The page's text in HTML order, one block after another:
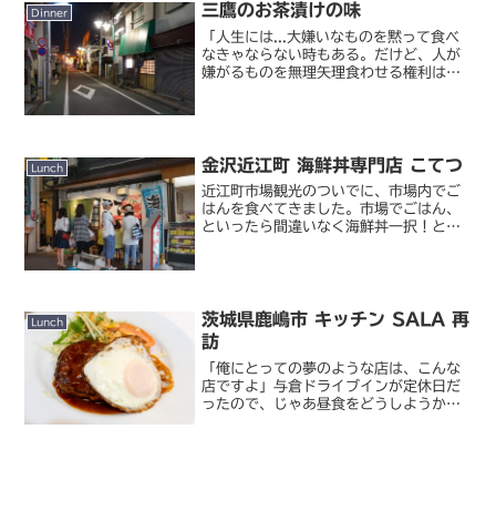
私は放送後に本...
Dinner 三鷹のお茶漬けの味
「人生には...大嫌いなものを黙って食べ
なきゃならない時もある。だけど、人が
嫌がるものを無理矢理食わせる権利は誰
Lunch 金沢近江町 海鮮丼専門店 こてつ
近江町市場観光のついでに、市場内でご
はんを食べてきました。市場でごはん、
といったら間違いなく海鮮丼一択！とい
Lunch
茨城県鹿嶋市 キッチン SALA 再
訪
「俺にとっての夢のような店は、こんな
店ですよ」与倉ドライブインが定休日だ
ったので、じゃあ昼食をどうしようか…